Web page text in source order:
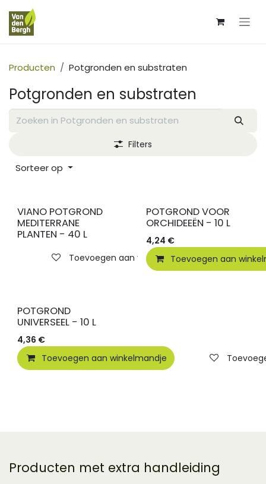
Overslaan naar inhoud
Producten Potgronden en substraten
Potgronden en substraten
Sorteer op
Filters
VIANO POTGROND
MEDITERRANE
PLANTEN - 40 L
Toevoegen aan verlanglijst
POTGROND VOOR
ORCHIDEEËN - 10 L
4,24 €
Toevoegen aan
POTGROND
UNIVERSEEL - 10 L
4,36 €
Toevoegen aan winkelmandje
Producten met extra handleiding